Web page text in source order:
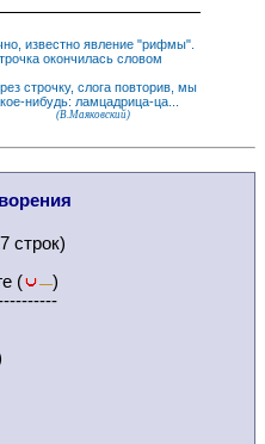
известно явление "рифмы".
окончилась словом
строчку, слога повторив, мы
нибудь: ламцадрица-ца...
(В.Маяковский)
строк)
( —)